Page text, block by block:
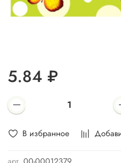
В избранное
5.84 ₽